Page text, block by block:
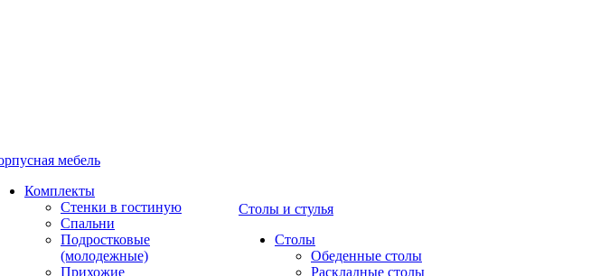
мебель
Комплекты
Стенки в гостиную
Спальни
Подростковые
(молодежные)
Прихожие
Столы и стулья
Столы
Обеденные столы
Раскладные столы